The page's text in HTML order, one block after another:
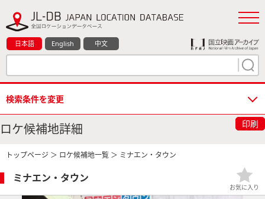
日本語 English 中文
検索条件を変更
ロケ候補地詳細 印刷
トップページ ＞ ロケ候補地一覧 ＞ ミナエン・タウン
ミナエン・タウン
お気に入り